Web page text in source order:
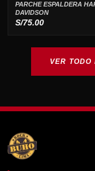
PARCHE ESPALDERA
DAVIDSON
S/75.00
VER